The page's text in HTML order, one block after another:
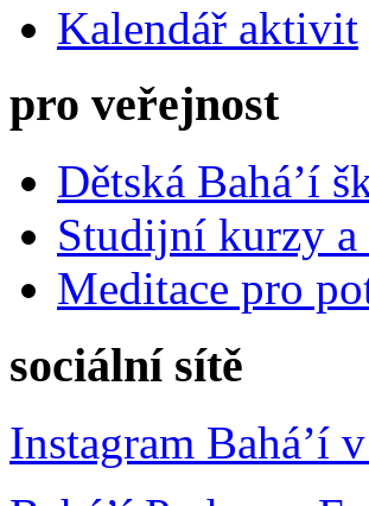
Kalendář aktivit
pro veřejnost
Dětská Bahá’í
Studijní kurzy a
Meditace pro
sociální sítě
Instagram Bahá’í